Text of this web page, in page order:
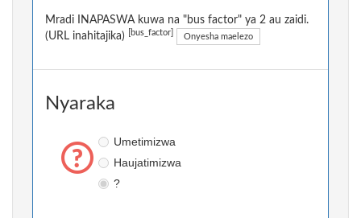
Mradi INAPASWA kuwa na "bus factor" ya 2 au zaidi.
(URL inahitajika)
[bus_factor] Onyesha maelezo
Nyaraka
Umetimizwa
Haujatimizwa
?